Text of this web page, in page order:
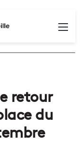
retour
du